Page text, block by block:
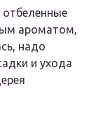
отбеленные
ароматом,
надо
и ухода